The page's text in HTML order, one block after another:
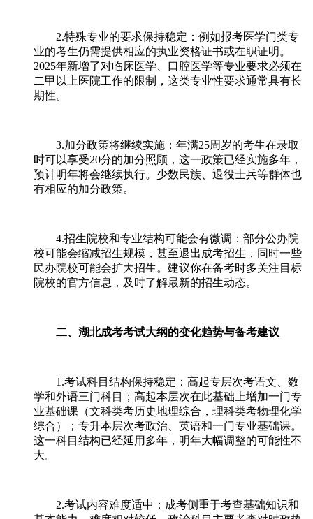
2.特殊专业的要求保持稳定：例如报考医学门类专
业的考生仍需提供相应的执业资格证书或在职证明。
2025年新增了对临床医学、口腔医学等专业要求必须在
二甲以上医院工作的限制，这类专业性要求通常具有长
期性。
3.加分政策将继续实施：年满25周岁的考生在录取
时可以享受20分的加分照顾，这一政策已经实施多年，
预计明年将会继续执行。少数民族、退役士兵等群体也
有相应的加分政策。
4.招生院校和专业结构可能会有微调：部分公办院
校可能会缩减招生规模，甚至退出成考招生，同时一些
民办院校可能会扩大招生。建议你在备考时多关注目标
院校的官方信息，及时了解最新的招生动态。
二、湖北成考考试大纲的变化趋势与备考建议
1.考试科目结构保持稳定：高起专层次考语文、数
学和外语三门科目；高起本层次在此基础上增加一门专
业基础课（文科类考历史地理综合，理科类考物理化学
综合）；专升本层次考政治、英语和一门专业基础课。
这一科目结构已经延用多年，明年大幅调整的可能性不
大。
2.考试内容难度适中：成考侧重于考查基础知识和